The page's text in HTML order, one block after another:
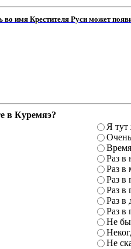
имя Крестителя Руси может
в Куремяэ?
Я тут
Раз в
Раз в
Раз в
Раз в
Раз в
Раз в
Не
Не